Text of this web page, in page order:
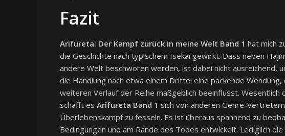
Fazit
Arifureta: Der Kampf zurück in meine Welt Band 1 hat mich
die Geschichte nach typischem Isekai gewirkt. Dass neben
andere Welt beschworen werden, ist dabei nicht ausreichend,
die Handlung nach etwa einem Drittel eine packende
weiteren Verlauf der Reihe maßgeblich beeinflusst.
schafft es Arifureta Band 1 sich von anderen Genre-
Überlebenskampf zu fesseln. Es ist überaus spannend zu
Bedingungen und am Rande des Todes entwickelt. Lediglich